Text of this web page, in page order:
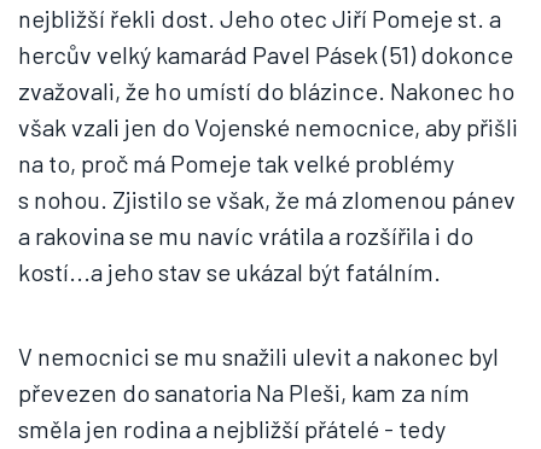
nejbližší řekli dost. Jeho otec Jiří Pomeje st. a
hercův velký kamarád Pavel Pásek (51) dokonce
zvažovali, že ho umístí do blázince. Nakonec ho
však vzali jen do Vojenské nemocnice, aby přišli
na to, proč má Pomeje tak velké problémy
s nohou. Zjistilo se však, že má zlomenou pánev
a rakovina se mu navíc vrátila a rozšířila i do
kostí...a jeho stav se ukázal být fatálním.
V nemocnici se mu snažili ulevit a nakonec byl
převezen do sanatoria Na Pleši, kam za ním
směla jen rodina a nejbližší přátelé - tedy